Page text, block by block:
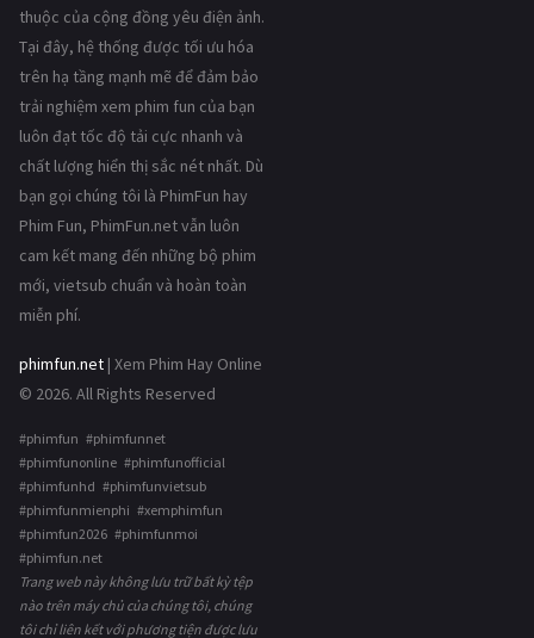
thuộc của cộng đồng yêu điện ảnh.
Tại đây, hệ thống được tối ưu hóa
trên hạ tầng mạnh mẽ để đảm bảo
trải nghiệm xem phim fun của bạn
luôn đạt tốc độ tải cực nhanh và
chất lượng hiển thị sắc nét nhất. Dù
bạn gọi chúng tôi là PhimFun hay
Phim Fun, PhimFun.net vẫn luôn
cam kết mang đến những bộ phim
mới, vietsub chuẩn và hoàn toàn
miễn phí.
phimfun.net | Xem Phim Hay Online
© 2026. All Rights Reserved
#phimfun #phimfunnet
#phimfunonline #phimfunofficial
#phimfunhd #phimfunvietsub
#phimfunmienphi #xemphimfun
#phimfun2026 #phimfunmoi
#phimfun.net
Trang web này không lưu trữ bất kỳ tệp
nào trên máy chủ của chúng tôi, chúng
tôi chỉ liên kết với phương tiện được lưu